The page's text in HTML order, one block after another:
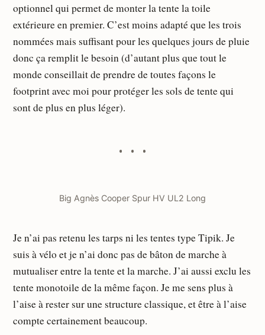
optionnel qui permet de monter la tente la toile
extérieure en premier. C’est moins adapté que les trois
nommées mais suffisant pour les quelques jours de pluie
donc ça remplit le besoin (d’autant plus que tout le
monde conseillait de prendre de toutes façons le
footprint avec moi pour protéger les sols de tente qui
sont de plus en plus léger).
Big Agnès Cooper Spur HV UL2 Long
Je n’ai pas retenu les tarps ni les tentes type Tipik. Je
suis à vélo et je n’ai donc pas de bâton de marche à
mutualiser entre la tente et la marche. J’ai aussi exclu les
tente monotoile de la même façon. Je me sens plus à
l’aise à rester sur une structure classique, et être à l’aise
compte certainement beaucoup.